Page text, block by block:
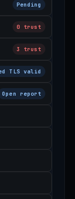
Pending
0 trust
3 trust
TLS valid
Open report